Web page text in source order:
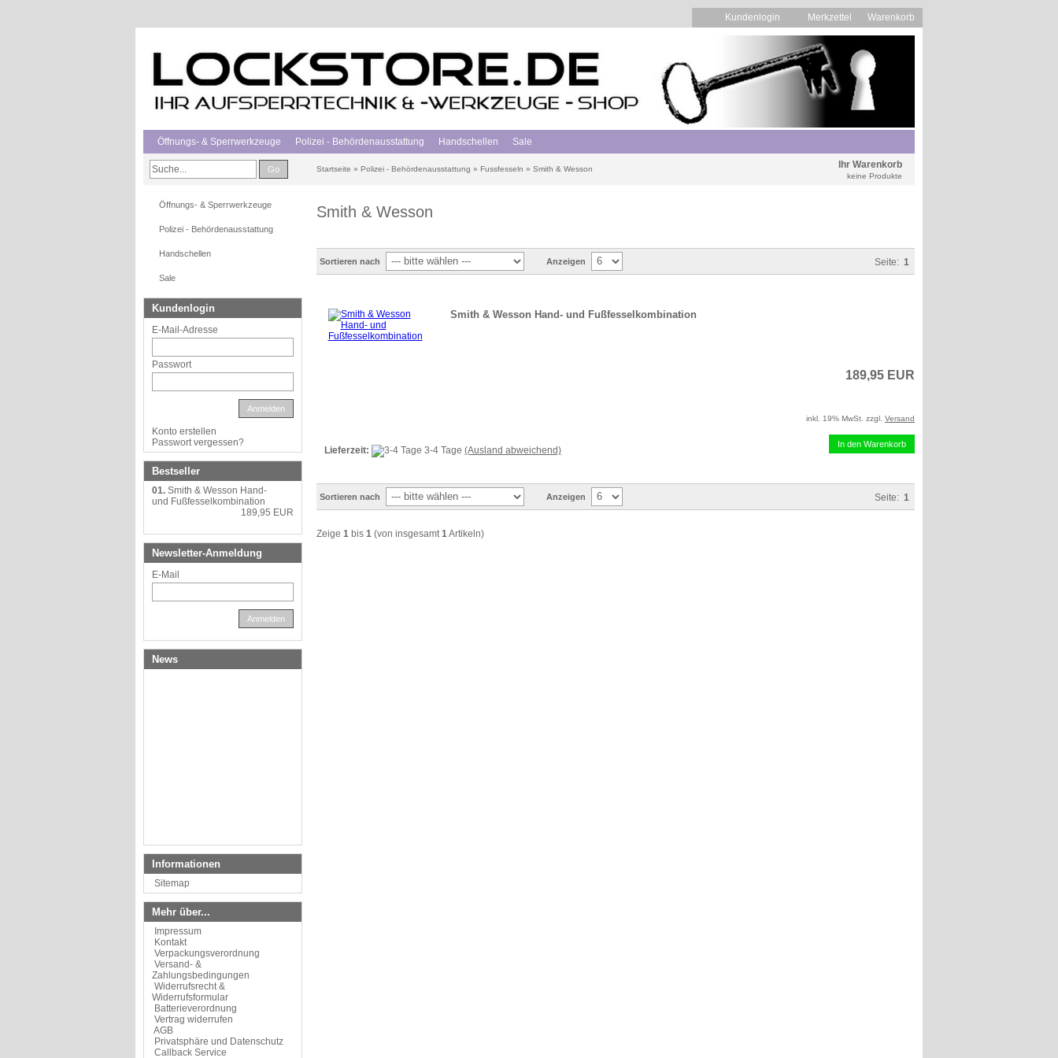
Kundenlogin Merkzettel Warenkorb
Öffnungs- & Sperrwerkzeuge Polizei - Behördenausstattung Handschellen Sale
Go Startseite » Polizei - Behördenausstattung » Fussfesseln » Smith & Wesson Ihr Warenkorb
keine Produkte
Smith & Wesson
Sortieren nach Anzeigen Seite: 1
Smith & Wesson Hand- und Fußfesselkombination
189,95 EUR
inkl. 19% MwSt. zzgl. Versand
Lieferzeit: 3-4 Tage (Ausland abweichend)
In den Warenkorb
Sortieren nach Anzeigen Seite: 1
Zeige 1 bis 1 (von insgesamt 1 Artikeln)
Öffnungs- & Sperrwerkzeuge
Polizei - Behördenausstattung
Handschellen
Sale
Kundenlogin
E-Mail-Adresse
Passwort
Anmelden
Konto erstellen
Passwort vergessen?
Bestseller
01. Smith & Wesson Hand-
und Fußfesselkombination
189,95 EUR
Newsletter-Anmeldung
E-Mail
Anmelden
News
Informationen
Sitemap
Mehr über...
Impressum
Kontakt
Verpackungsverordnung
Versand- &
Zahlungsbedingungen
Widerrufsrecht &
Widerrufsformular
Batterieverordnung
Vertrag widerrufen
AGB
Privatsphäre und Datenschutz
Callback Service